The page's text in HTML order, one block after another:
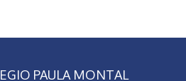
PAULA MONTAL